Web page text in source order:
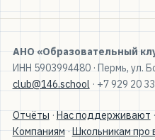
АНО «Образовательный
ИНН 5903994480 · Пермь, ул.
club@146.school · +7 929 20
Отчёты · Нас поддерживают ·
Компаниям · Школьникам про